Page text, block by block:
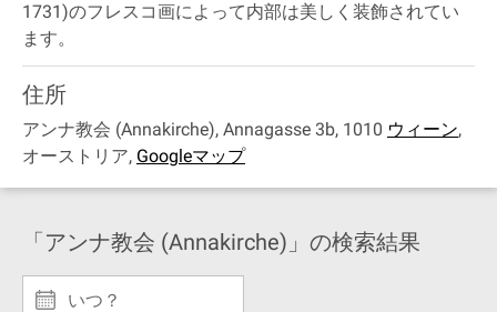
1731)のフレスコ画によって内部は美しく装飾されてい
ます。
住所
アンナ教会 (Annakirche), Annagasse 3b, 1010 ウィーン,
オーストリア, Googleマップ
「アンナ教会 (Annakirche)」の検索結果
いつ？